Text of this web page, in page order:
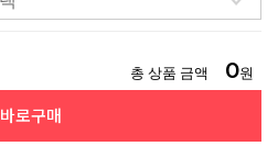
총 상품 금액 0원
바로구매